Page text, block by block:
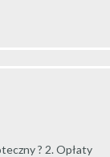
? 2. Opłaty